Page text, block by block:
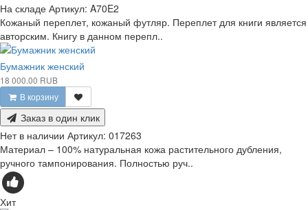
На складе Артикул: A70E2
Кожаный переплет, кожаный футляр. Переплет для книги является
авторским. Книгу в данном перепл..
Бумажник женский
18 000.00 RUB
В корзину
Заказ в один клик
Нет в наличии Артикул: 017263
Материал – 100% натуральная кожа растительного дубления,
ручного тампонирования. Полностью руч..
Хит